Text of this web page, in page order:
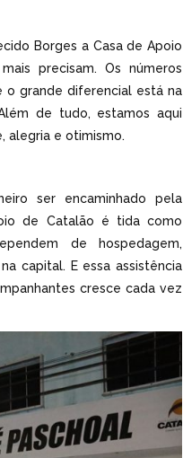
Borges a Casa de Apoio
precisam. Os números
o grande diferencial está na
de tudo, estamos aqui
alegria e otimismo.
ser encaminhado pela
de Catalão é tida como
de hospedagem,
capital. E essa assistência
cresce cada vez